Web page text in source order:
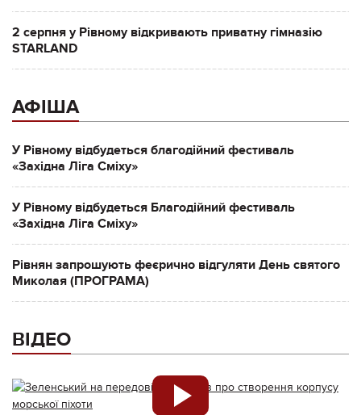
2 серпня у Рівному відкривають приватну гімназію
STARLAND
АФІША
У Рівному відбудеться благодійний фестиваль
«Західна Ліга Сміху»
У Рівному відбудеться Благодійний фестиваль
«Західна Ліга Сміху»
Рівнян запрошують феєрично відгуляти День святого
Миколая (ПРОГРАМА)
ВІДЕО